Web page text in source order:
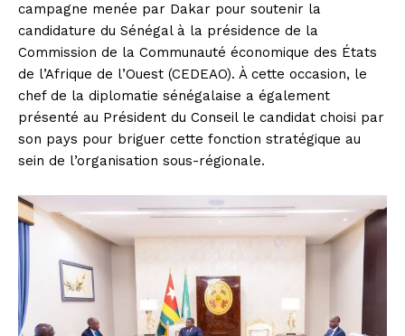
campagne menée par Dakar pour soutenir la
candidature du Sénégal à la présidence de la
Commission de la Communauté économique des États
de l’Afrique de l’Ouest (CEDEAO). À cette occasion, le
chef de la diplomatie sénégalaise a également
présenté au Président du Conseil le candidat choisi par
son pays pour briguer cette fonction stratégique au
sein de l’organisation sous-régionale.